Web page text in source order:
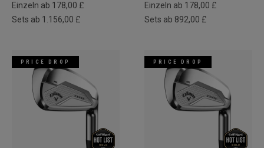
Einzeln ab 178,00 £
Sets ab 1.156,00 £
Einzeln ab 178,00 £
Sets ab 892,00 £
PRICE DROP PRICE DROP